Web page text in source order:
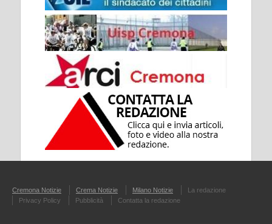
Cremona Notizie Crema Notizie Milano Notizie
La redazione
Privacy Policy
Pubblicità Contatta la redazione